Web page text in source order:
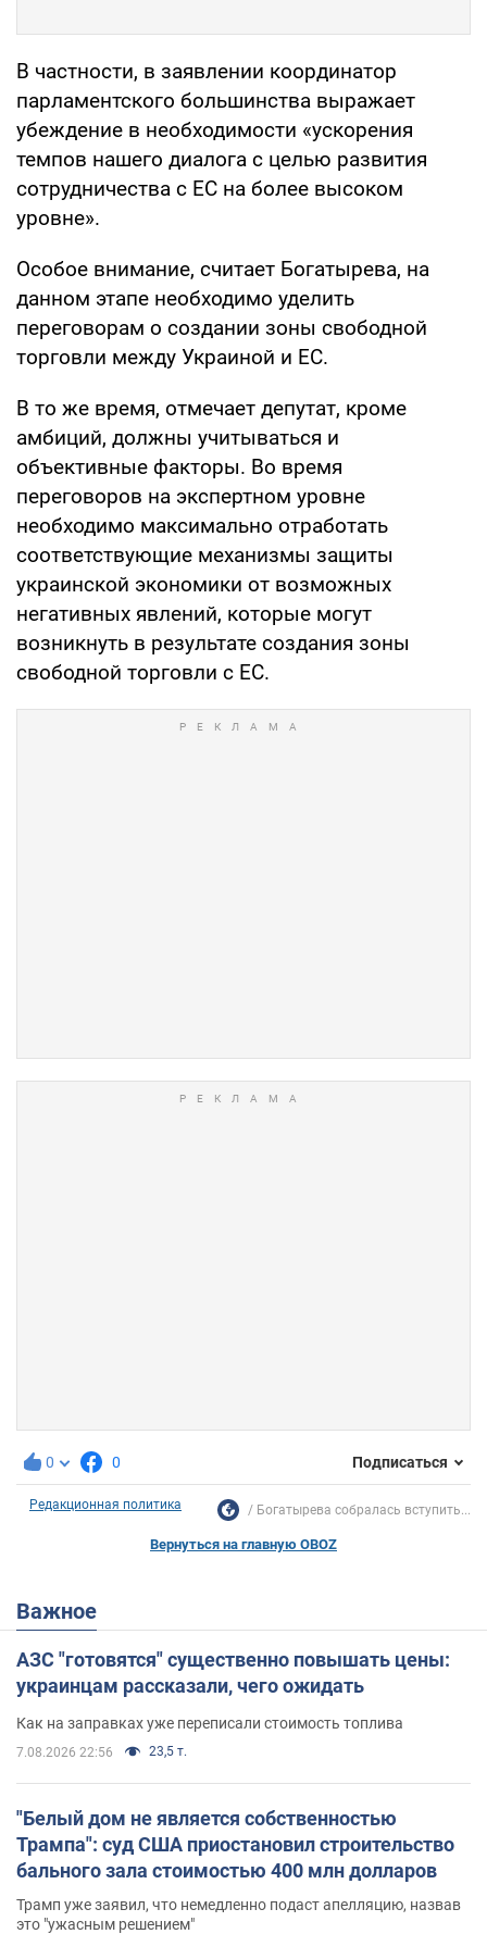
В частности, в заявлении координатор
парламентского большинства выражает
убеждение в необходимости «ускорения
темпов нашего диалога с целью развития
сотрудничества с ЕС на более высоком
уровне».
Особое внимание, считает Богатырева, на
данном этапе необходимо уделить
переговорам о создании зоны свободной
торговли между Украиной и ЕС.
В то же время, отмечает депутат, кроме
амбиций, должны учитываться и
объективные факторы. Во время
переговоров на экспертном уровне
необходимо максимально отработать
соответствующие механизмы защиты
украинской экономики от возможных
негативных явлений, которые могут
возникнуть в результате создания зоны
свободной торговли с ЕС.
0 0 Подписаться
Редакционная политика Богатырева собралась вступить...
Вернуться на главную OBOZ
Важное
АЗС "готовятся" существенно повышать цены:
украинцам рассказали, чего ожидать
Как на заправках уже переписали стоимость топлива
7.08.2026 22:56 23,5 т.
"Белый дом не является собственностью
Трампа": суд США приостановил строительство
бального зала стоимостью 400 млн долларов
Трамп уже заявил, что немедленно подаст апелляцию, назвав
это "ужасным решением"